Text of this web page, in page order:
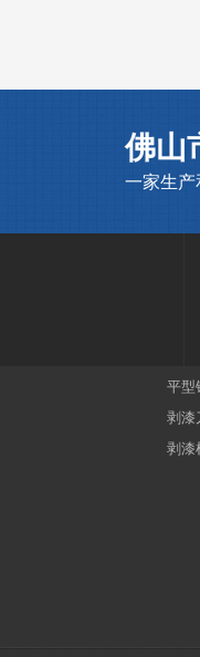
佛山
一家生产
平型
剥漆
剥漆